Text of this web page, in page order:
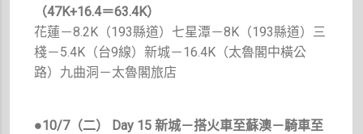
（47K+16.4＝63.4K）
花蓮－8.2K（193縣道）七星潭－8K（193縣道）三
棧－5.4K（台9線）新城－16.4K（太魯閣中橫公
路）九曲洞－太魯閣旅店
●10/7（二） Day 15 新城－搭火車至蘇澳－騎車至